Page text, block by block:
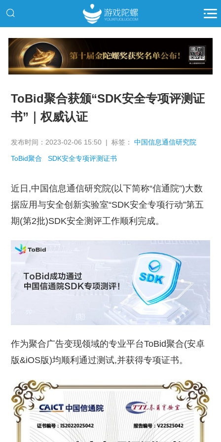
推广
ToBid聚合获颁“SDK安全专项评测证
书”｜权威认证
发布时间：2023-02-06 15:50 | 标签：中国信息通信研究院
ToBid聚合 SDK安全专项评测证书
近日,中国信息通信研究院(以下简称“信通院”)大数
据应用与安全创新实验室“SDK安全专项行动”第五
期(第2批)SDK安全测评工作顺利完成。
作为聚合广告变现领域的专业平台ToBid聚合(安卓
版&iOS版)均顺利通过测试,并获得专项证书。